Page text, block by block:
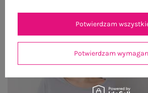
Potwierdzam
Potwierdzam